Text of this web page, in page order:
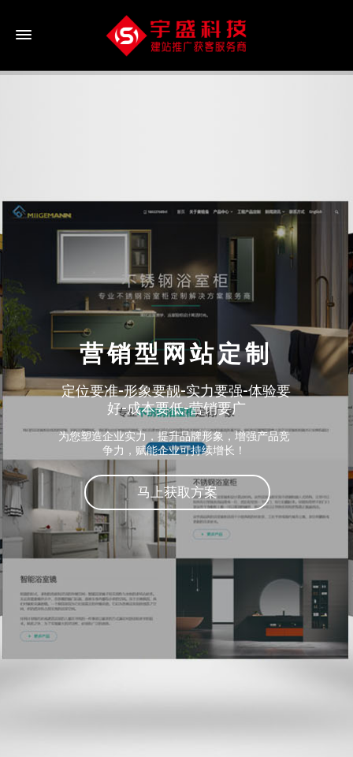
营销型网站定制
定位要准-形象要靓-实力要强-体验要
好-成本要低-营销要广
为您塑造企业实力，提升品牌形象，增强产品竞
争力，赋能企业可持续增长！
马上获取方案